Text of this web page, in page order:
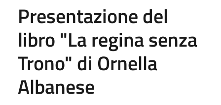
Presentazione del
libro "La regina senza
Trono" di Ornella
Albanese